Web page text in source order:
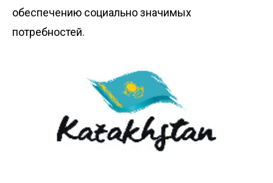
обеспечению социально значимых
потребностей.